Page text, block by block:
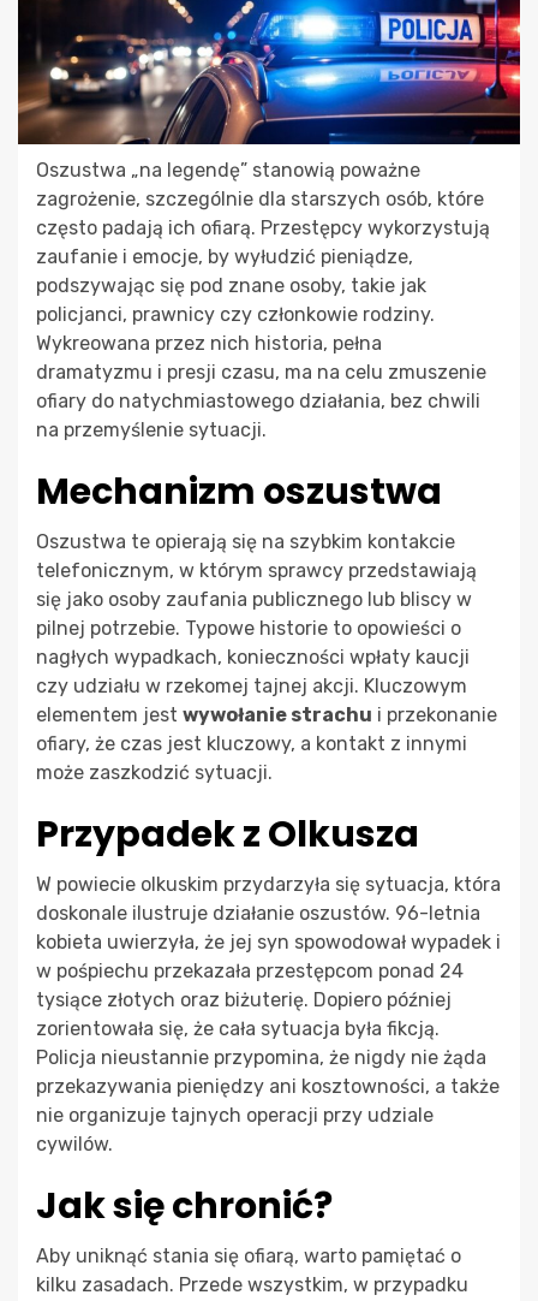
Oszustwa „na legendę” stanowią poważne
zagrożenie, szczególnie dla starszych osób, które
często padają ich ofiarą. Przestępcy wykorzystują
zaufanie i emocje, by wyłudzić pieniądze,
podszywając się pod znane osoby, takie jak
policjanci, prawnicy czy członkowie rodziny.
Wykreowana przez nich historia, pełna
dramatyzmu i presji czasu, ma na celu zmuszenie
ofiary do natychmiastowego działania, bez chwili
na przemyślenie sytuacji.
Mechanizm oszustwa
Oszustwa te opierają się na szybkim kontakcie
telefonicznym, w którym sprawcy przedstawiają
się jako osoby zaufania publicznego lub bliscy w
pilnej potrzebie. Typowe historie to opowieści o
nagłych wypadkach, konieczności wpłaty kaucji
czy udziału w rzekomej tajnej akcji. Kluczowym
elementem jest wywołanie strachu i przekonanie
ofiary, że czas jest kluczowy, a kontakt z innymi
może zaszkodzić sytuacji.
Przypadek z Olkusza
W powiecie olkuskim przydarzyła się sytuacja, która
doskonale ilustruje działanie oszustów. 96-letnia
kobieta uwierzyła, że jej syn spowodował wypadek i
w pośpiechu przekazała przestępcom ponad 24
tysiące złotych oraz biżuterię. Dopiero później
zorientowała się, że cała sytuacja była fikcją.
Policja nieustannie przypomina, że nigdy nie żąda
przekazywania pieniędzy ani kosztowności, a także
nie organizuje tajnych operacji przy udziale
cywilów.
Jak się chronić?
Aby uniknąć stania się ofiarą, warto pamiętać o
kilku zasadach. Przede wszystkim, w przypadku